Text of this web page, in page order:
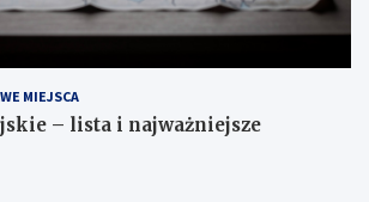
MIEJSCA
– lista i najważniejsze